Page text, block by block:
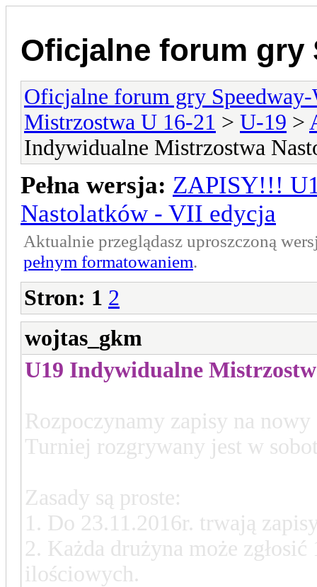
Oficjalne forum gry
Oficjalne forum gry
Mistrzostwa U 16-21 > U-19 >
Indywidualne Mistrzostwa
Pełna wersja: ZAPISY!!!
Nastolatków - VII edycja
Aktualnie przeglądasz uproszczoną
pełnym formatowaniem.
Stron: 1 2
wojtas_gkm
U19 Indywidualne
Rozpoczynamy zapisy na nowy
Turniej rozgrywany jest w
Zasady są proste:
1. Do 23.11.2016r. trwają
2. Każda drużyna może
ilościowych.